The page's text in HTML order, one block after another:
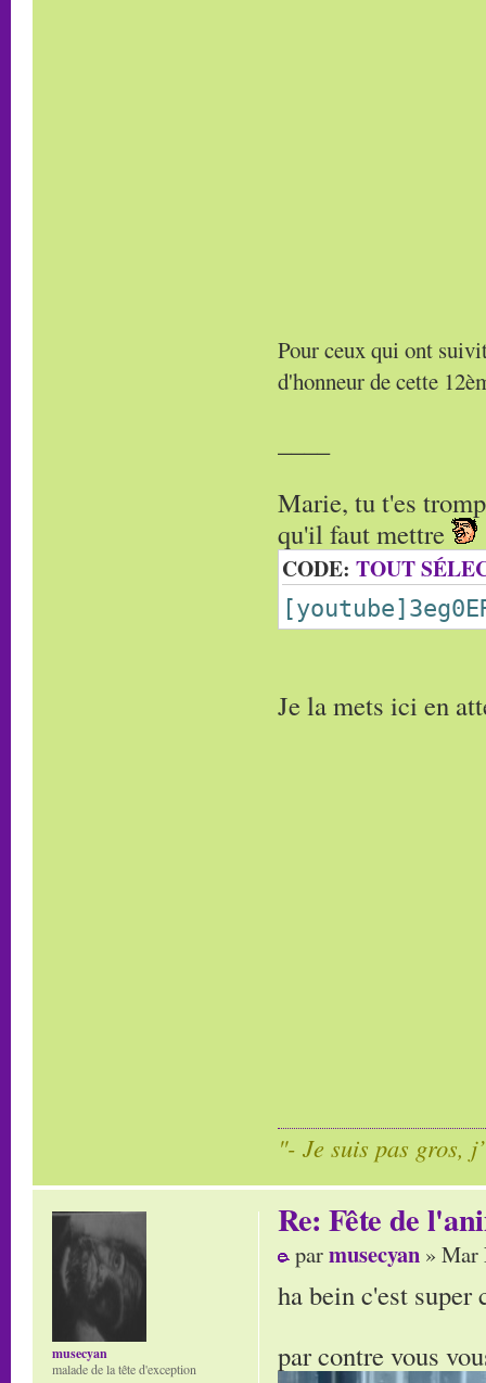
Pour ceux qui ont
d'honneur de cette
Marie, tu t'es
qu'il faut mettre
CODE: TOUT
Je la mets ici en
"- Je suis pas gros,
Re: Fête de
parmusecyan » Mar
ha bein c'est
par contre vous
musecyan
malade de la tête d'exception